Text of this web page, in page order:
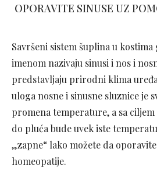
OPORAVITE SINUSE UZ
Savršeni sistem šuplina u kostima
imenom nazivaju sinusi i nos i
predstavljaju prirodni klima
uloga nosne i sinusne sluznice je
promena temperature, a sa
do pluća bude uvek iste
„zapne“ lako možete da
homeopatije.